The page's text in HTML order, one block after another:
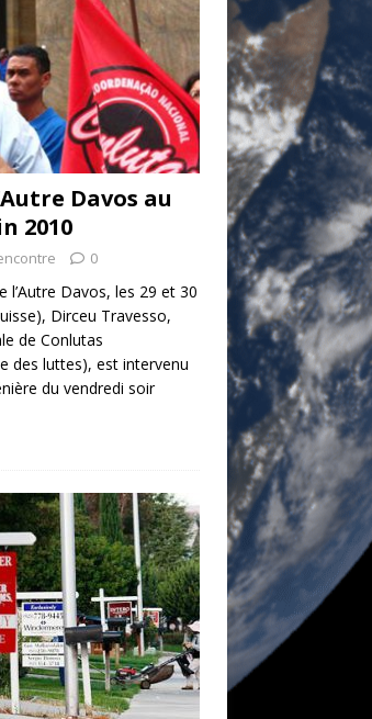
Davos au
2010
0
l’Autre Davos, les 29 et 30
Dirceu Travesso,
de Conlutas
des luttes), est intervenu
du vendredi soir